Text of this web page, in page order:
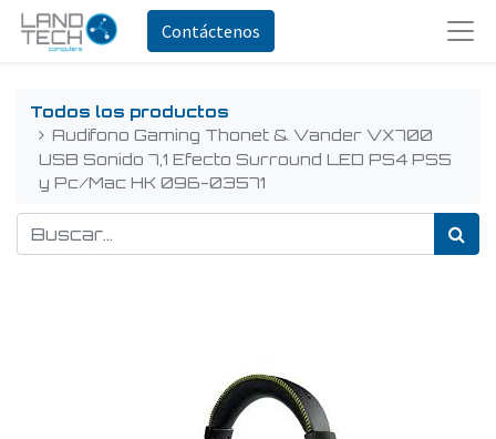
Contáctenos
Todos los productos
Audifono Gaming Thonet & Vander VX700
USB Sonido 7,1 Efecto Surround LED PS4 PS5
y Pc/Mac HK 096-03571